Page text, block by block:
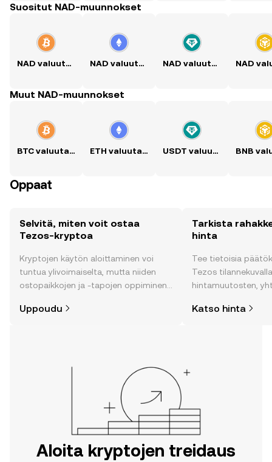
Suositut NAD-muunnokset
NAD valuutaksi BTC NAD valuutaksi ETH NAD valuutaksi USDT
Muut NAD-muunnokset
BTC valuutaksi NAD ETH valuutaksi NAD USDT valuutaksi NAD
Oppaat
Selvitä, miten voit ostaa
Tezos-kryptoa
Kryptojen käytön aloittaminen voi
tuntua ylivoimaiselta, mutta niiden
ostopaikkojen ja -tapojen oppiminen
matkasi OKX:n mobiilisovelluksessa
Uppoudu
Tarkista
hinta
Tee tietoisia
Tezos
hintamuutosten,
Katso hinta
Aloita kryptojen treidaus